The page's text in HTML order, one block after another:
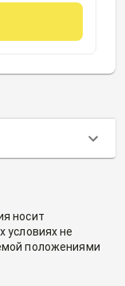
носит
условиях не
положениями